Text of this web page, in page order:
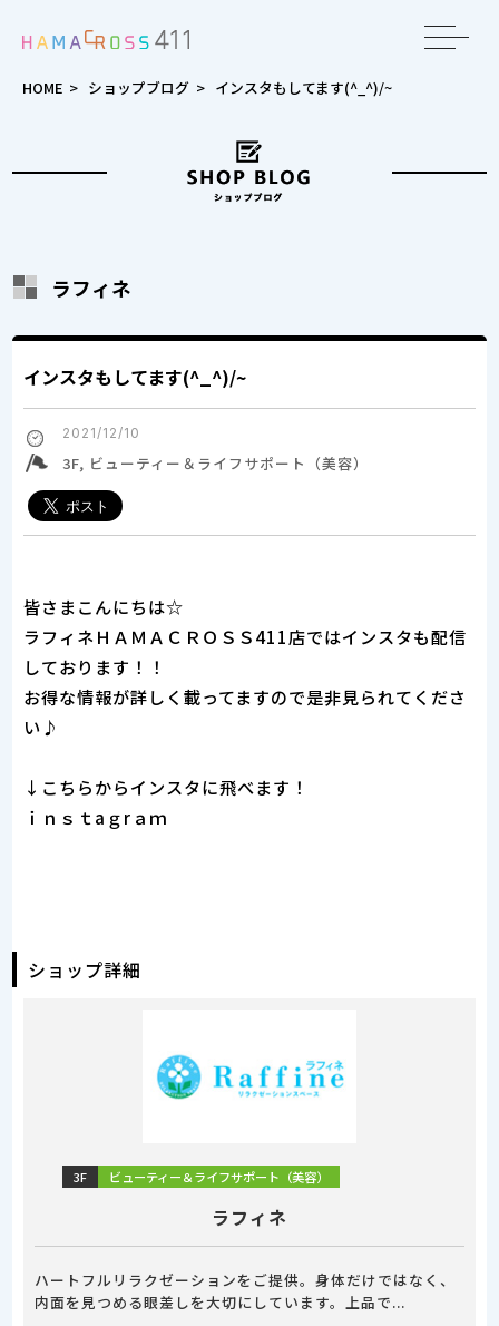
HOME > ショップブログ > インスタもしてます(^_^)/~
ラフィネ
インスタもしてます(^_^)/~
2021/12/10
3F, ビューティー＆ライフサポート（美容）
皆さまこんにちは☆
ラフィネＨＡＭＡＣＲＯＳＳ411店ではインスタも配信
しております！！
お得な情報が詳しく載ってますので是非見られてくださ
い♪
↓こちらからインスタに飛べます！
ｉｎｓｔaｇrａｍ
ショップ詳細
3F ビューティー＆ライフサポート（美容）
ラフィネ
ハートフルリラクゼーションをご提供。身体だけではなく、
内面を見つめる眼差しを大切にしています。上品で...